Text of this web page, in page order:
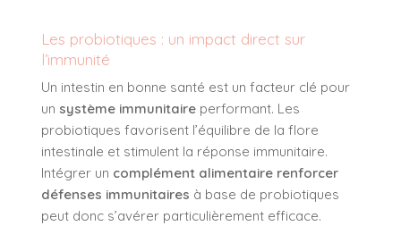
Les probiotiques : un impact direct sur
l’immunité
Un intestin en bonne santé est un facteur clé pour
un système immunitaire performant. Les
probiotiques favorisent l’équilibre de la flore
intestinale et stimulent la réponse immunitaire.
Intégrer un complément alimentaire renforcer
défenses immunitaires à base de probiotiques
peut donc s’avérer particulièrement efficace.